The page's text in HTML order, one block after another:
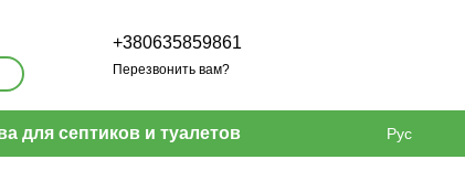
+380635859861
Перезвонить вам?
для септиков и туалетов Рус